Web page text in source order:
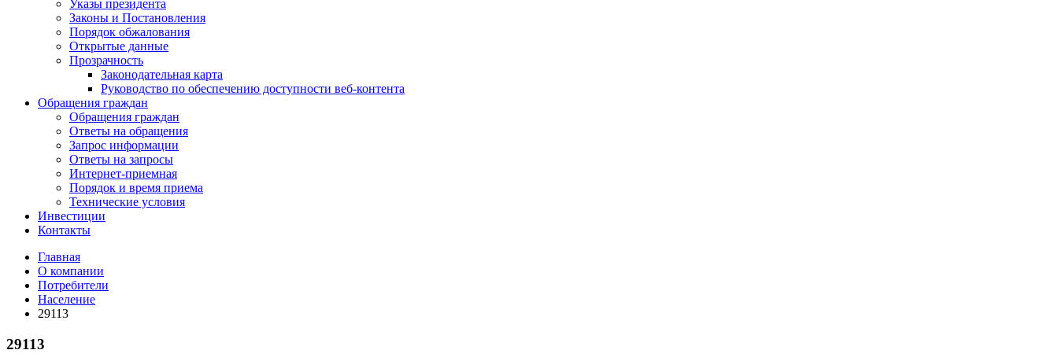
Указы президента
Законы и Постановления
Порядок обжалования
Открытые данные
Прозрачность
Законодательная карта
Руководство по обеспечению доступности веб-контента
Обращения граждан
Обращения граждан
Ответы на обращения
Запрос информации
Ответы на запросы
Интернет-приемная
Порядок и время приема
Технические условия
Инвестиции
Контакты
Главная
О компании
Потребители
Население
29113
29113